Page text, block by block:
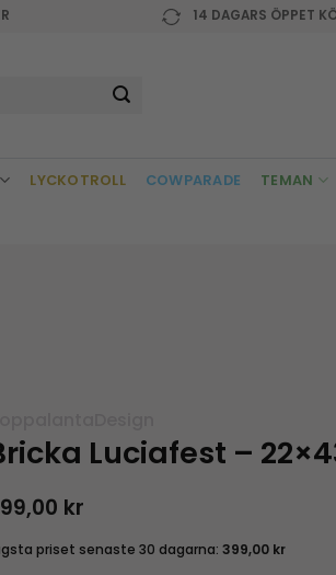
14 DAGARS ÖPPET
LYCKOTROLL COWPARADE TEMAN
Luciafest –
kr
priset senaste 30 dagarna: 399,00 kr